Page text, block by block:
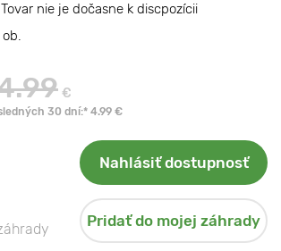
Tovar nie je dočasne k discpozícii
ob.
€
30 dní:* 4.99 €
Nahlásiť dostupnosť
Pridať do mojej záhrady